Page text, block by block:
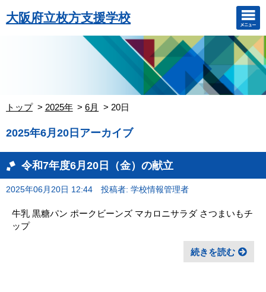
大阪府立枚方支援学校
トップ 2025年 6月 20日
2025年6月20日アーカイブ
令和7年度6月20日（金）の献立
2025年06月20日 12:44 投稿者: 学校情報管理者
牛乳 黒糖パン ポークビーンズ マカロニサラダ さつまいもチ
ップ
続きを読む